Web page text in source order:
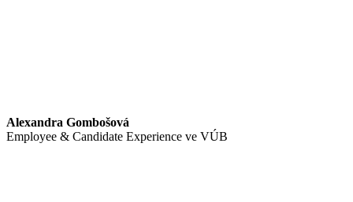
Alexandra Gombošová
Employee & Candidate Experience ve VÚB